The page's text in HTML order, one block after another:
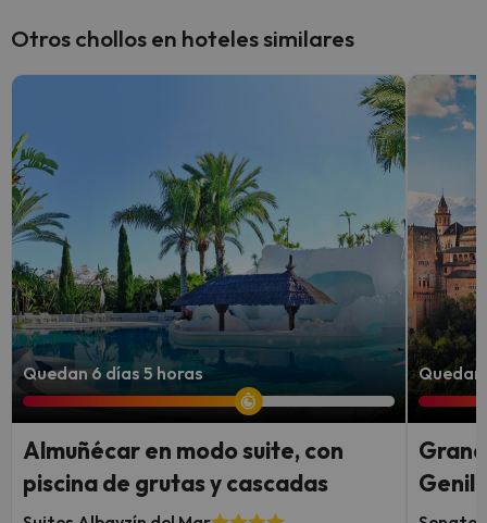
Otros chollos en hoteles similares
Quedan 6 días 5 horas
Almuñécar en modo suite, con
piscina de grutas y cascadas
Genil